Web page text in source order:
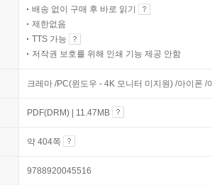
배송 없이 구매 후 바로 읽기
제한없음
TTS 가능
저작권 보호를 위해 인쇄 기능 제공 안함
크레마 /PC(윈도우 - 4K 모니터 미지원) /아이폰
PDF(DRM) | 11.47MB
약 404쪽
9788920045516